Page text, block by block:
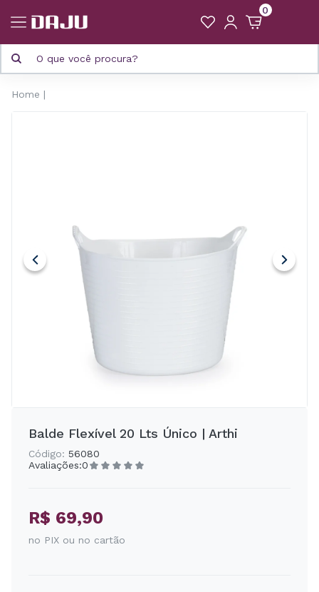
0
Home
Balde Flexível 20 Lts Único | Arthi
Código: 56080
Avaliações:0
R$ 69,90
no PIX ou no cartão